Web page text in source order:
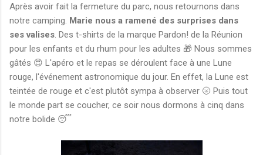
Après avoir fait la fermeture du parc, nous retournons dans
notre camping. Marie nous a ramené des surprises dans
ses valises . Des t-shirts de la marque Pardon! de la Réunion
pour les enfants et du rhum pour les adultes 🎁 Nous sommes
gâtés 😍 L'apéro et le repas se déroulent face à une Lune
rouge, l'événement astronomique du jour. En effet, la Lune est
teintée de rouge et c'est plutôt sympa à observer 🌝 Puis tout
le monde part se coucher, ce soir nous dormons à cinq dans
notre bolide 😴